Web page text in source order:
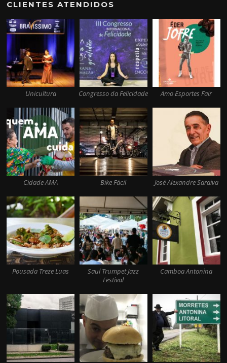
CLIENTES ATENDIDOS
Unicultura Congresso da Felicidade Amo Esportes Fair
Cidade AMA Bike Fácil José Alexandre Saraiva
Pousada Treze Luas
Saul Trumpet Jazz
Festival
Camboa Antonina